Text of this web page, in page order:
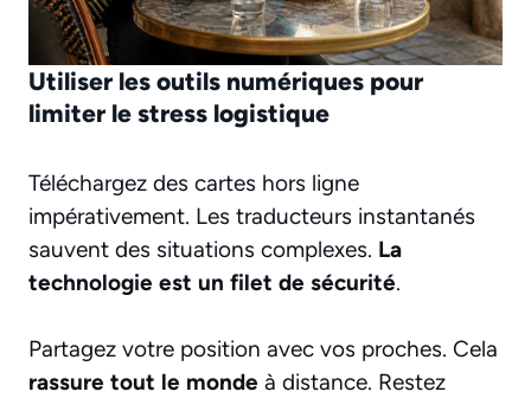
Utiliser les outils numériques pour
limiter le stress logistique
Téléchargez des cartes hors ligne
impérativement. Les traducteurs instantanés
sauvent des situations complexes. La
technologie est un filet de sécurité.
Partagez votre position avec vos proches. Cela
rassure tout le monde à distance. Restez